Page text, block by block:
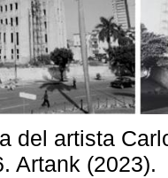
del artista
Artank (2023).